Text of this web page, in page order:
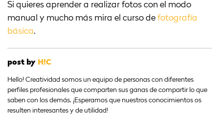
Si quieres aprender a realizar fotos con el modo
manual y mucho más mira el curso de fotografía
básica.
post by H!C
Hello! Creatividad somos un equipo de personas con diferentes
perfiles profesionales que comparten sus ganas de compartir lo que
saben con los demás. ¡Esperamos que nuestros conocimientos os
resulten interesantes y de utilidad!